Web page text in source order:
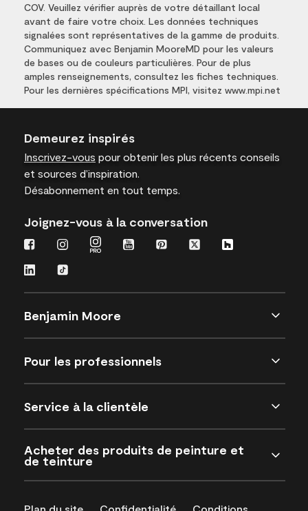
COV. Veuillez vérifier auprès de votre détaillant local
avant de faire votre choix. Les données techniques
signalées sont représentatives de la gamme de produits.
Communiquez avec Benjamin MooreMD pour les valeurs
de bases ou de couleurs particulières. Pour de plus
amples renseignements, consultez les fiches techniques.
Pour les dernières spécifications MPI, visitez www.mpi.net
Demeurez inspirés
Inscrivez-vous pour obtenir les plus récents conseils
et sources d’inspiration.
Désabonnement en tout temps.
Joignez-vous à la conversation
Benjamin Moore
Pour les professionnels
Service à la clientèle
Acheter des produits de peinture et
de teinture
Plan du site Confidentialité
Conditions